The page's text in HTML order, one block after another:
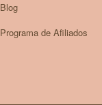
Blog
Programa de Afiliados